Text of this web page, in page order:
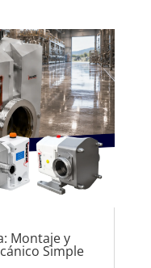
Montaje y
Simple